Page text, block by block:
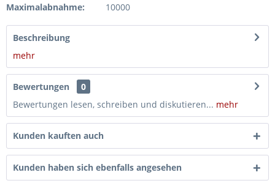
Maximalabnahme:
10000
Beschreibung
mehr
Bewertungen
0
Bewertungen lesen, schreiben und diskutieren... mehr
Kunden kauften auch
Kunden haben sich ebenfalls angesehen